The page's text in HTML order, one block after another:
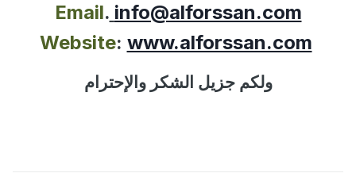
Email. info@alforssan.com
Website:www.alforssan.com
ولكم جزيل الشكر والإحترام